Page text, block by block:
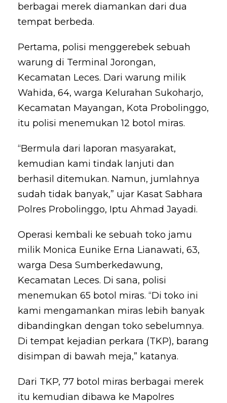
berbagai merek diamankan dari dua
tempat berbeda.
Pertama, polisi menggerebek sebuah
warung di Terminal Jorongan,
Kecamatan Leces. Dari warung milik
Wahida, 64, warga Kelurahan Sukoharjo,
Kecamatan Mayangan, Kota Probolinggo,
itu polisi menemukan 12 botol miras.
“Bermula dari laporan masyarakat,
kemudian kami tindak lanjuti dan
berhasil ditemukan. Namun, jumlahnya
sudah tidak banyak,” ujar Kasat Sabhara
Polres Probolinggo, Iptu Ahmad Jayadi.
Operasi kembali ke sebuah toko jamu
milik Monica Eunike Erna Lianawati, 63,
warga Desa Sumberkedawung,
Kecamatan Leces. Di sana, polisi
menemukan 65 botol miras. “Di toko ini
kami mengamankan miras lebih banyak
dibandingkan dengan toko sebelumnya.
Di tempat kejadian perkara (TKP), barang
disimpan di bawah meja,” katanya.
Dari TKP, 77 botol miras berbagai merek
itu kemudian dibawa ke Mapolres